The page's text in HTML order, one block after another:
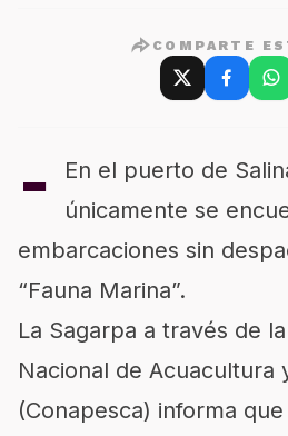
COMPARTE
-
En el puerto de
únicamente se
embarcaciones sin
“Fauna Marina”.
La Sagarpa a través de
Nacional de Acuacultura
(Conapesca) informa